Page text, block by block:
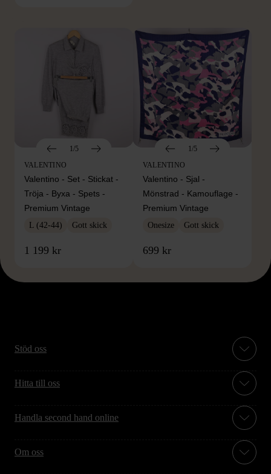
1/5
VALENTINO
Valentino - Set - Stickat -
Tröja - Byxa - Spets -
Premium Vintage
L (42-44) Gott skick
1 199 kr
1/5
VALENTINO
Valentino - Sjal -
Mönstrad - Kamouflage -
Premium Vintage
Onesize Gott skick
699 kr
Stöd oss
Hitta till oss
Handla second hand online
Om oss